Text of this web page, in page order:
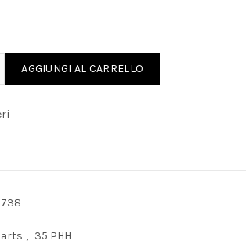
AGGIUNGI AL CARRELLO
, 35 PHH